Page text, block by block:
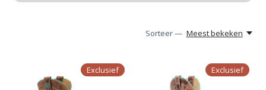
Sorteer — Meest bekeken
Exclusief Exclusief